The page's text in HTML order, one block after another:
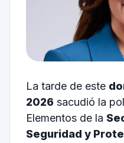
La tarde de este
2026 sacudió la
Elementos de la
Seguridad y